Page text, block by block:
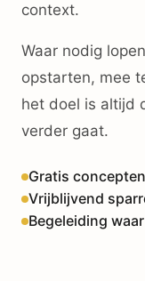
context.
Waar nodig
opstarten, mee
het doel is altijd
verder gaat.
Gratis
Vrijblijvend
Begeleiding